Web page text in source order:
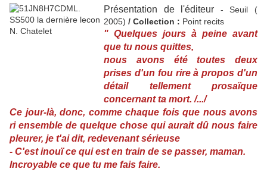
Présentation de l'éditeur - Seuil (
2005) / Collection : Point recits
" Quelques jours à peine avant
que tu nous quittes,
nous avons été toutes deux
prises d'un fou rire à propos d'un
détail tellement prosaïque
concernant ta mort. /.../
Ce jour-là, donc, comme chaque fois que nous avons
ri ensemble de quelque chose qui aurait dû nous faire
pleurer, je t'ai dit, redevenant sérieuse
- C'est inouï ce qui est en train de se passer, maman.
Incroyable ce que tu me fais faire.